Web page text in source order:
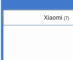
Xiaomi (7)